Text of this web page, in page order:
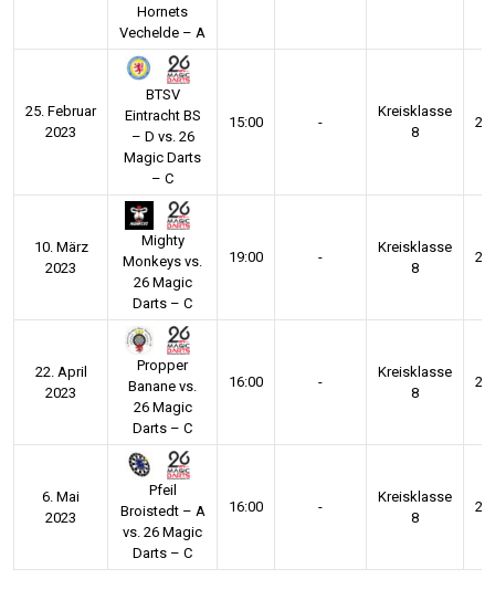
Hornets
Vechelde – A
25. Februar
2023
BTSV
Eintracht BS
– D vs. 26
Magic Darts
– C
15:00 -
Kreisklasse
8
10. März
2023
Mighty
Monkeys vs.
26 Magic
Darts – C
19:00 -
Kreisklasse
8
22. April
2023
Propper
Banane vs.
26 Magic
Darts – C
16:00 -
Kreisklasse
8
6. Mai
2023
Pfeil
Broistedt – A
vs. 26 Magic
Darts – C
16:00 -
Kreisklasse
8